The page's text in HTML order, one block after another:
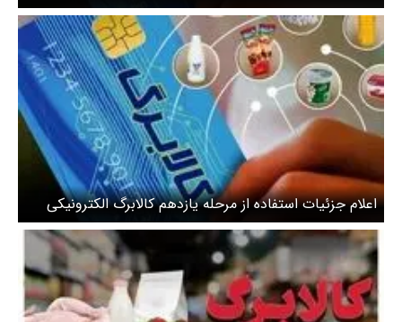
افزایش
اعلام جزئیات استفاده از مرحله یازدهم کالابرگ الکترونیکی